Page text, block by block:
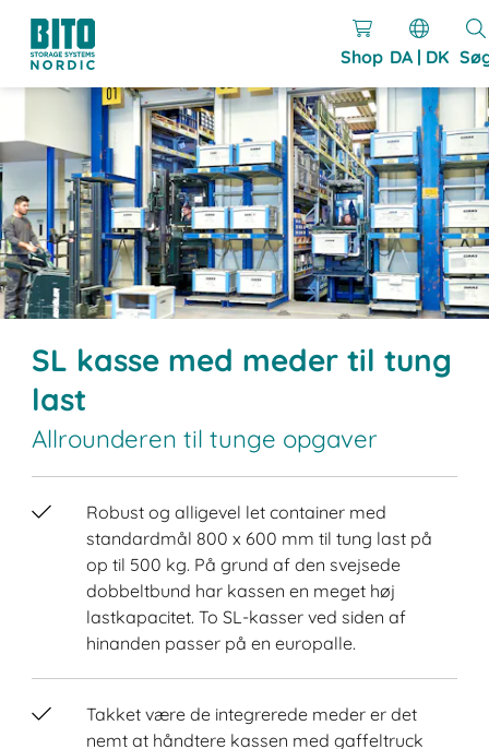
Shop DA | DK
SL kasse med meder til tung
last
Allrounderen til tunge opgaver
Robust og alligevel let container med
standardmål 800 x 600 mm til tung last på
op til 500 kg. På grund af den svejsede
dobbeltbund har kassen en meget høj
lastkapacitet. To SL-kasser ved siden af
hinanden passer på en europalle.
Takket være de integrerede meder er det
nemt at håndtere kassen med gaffeltruck